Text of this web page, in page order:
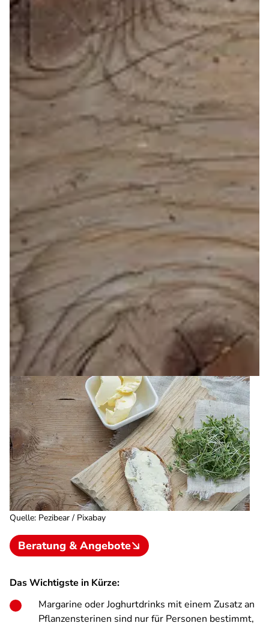
Quelle: Pezibear / Pixabay
Beratung & Angebote
Das Wichtigste in Kürze:
Margarine oder Joghurtdrinks mit einem Zusatz an
Pflanzensterinen sind nur für Personen bestimmt,